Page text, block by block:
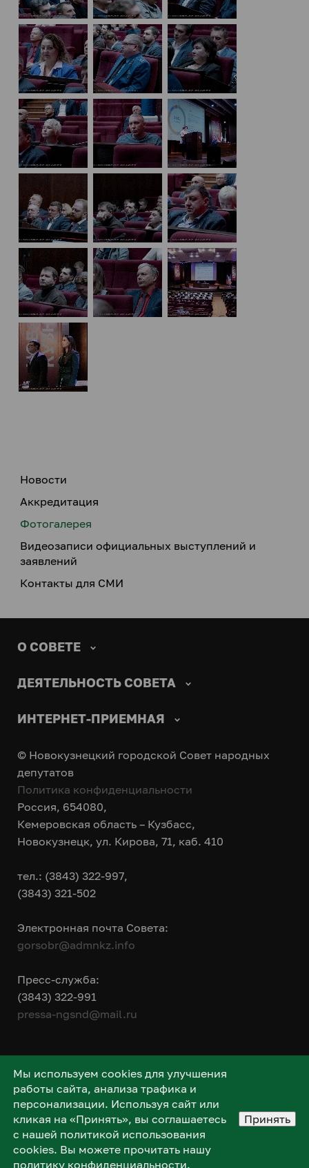
Новости
Аккредитация
Фотогалерея
Видеозаписи официальных выступлений и
заявлений
Контакты для СМИ
О СОВЕТЕ
ДЕЯТЕЛЬНОСТЬ СОВЕТА
ИНТЕРНЕТ-ПРИЕМНАЯ
© Новокузнецкий городской Совет народных
депутатов
Политика конфиденциальности
Россия, 654080,
Кемеровская область – Кузбасс,
Новокузнецк, ул. Кирова, 71, каб. 410
тел.: (3843) 322-997,
(3843) 321-502
Электронная почта Совета:
gorsobr@admnkz.info
Пресс-служба:
(3843) 322-991
pressa-ngsnd@mail.ru
Мы используем cookies для улучшения
работы сайта, анализа трафика и
персонализации. Используя сайт или
кликая на «Принять», вы соглашаетесь
с нашей политикой использования
cookies. Вы можете прочитать нашу
политику конфиденциальности.
Принять